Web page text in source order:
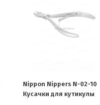
Nippon Nippers N-02-10
Кусачки для кутикулы